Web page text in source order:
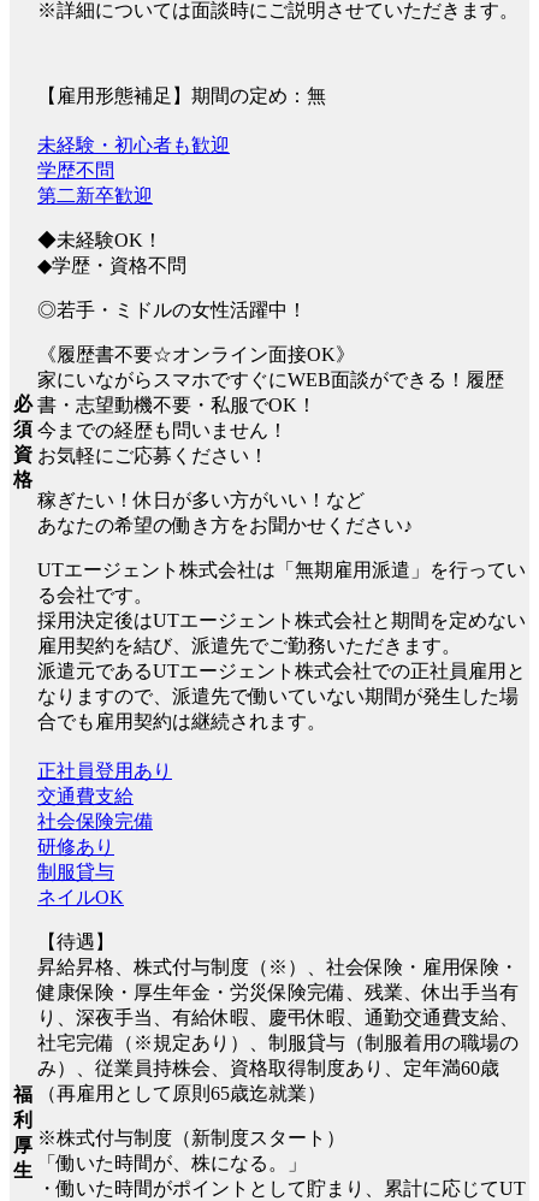
※詳細については面談時にご説明させていただきます。
【雇用形態補足】期間の定め：無
必
須
資
格
未経験・初心者も歓迎
学歴不問
第二新卒歓迎
◆未経験OK！
◆学歴・資格不問
◎若手・ミドルの女性活躍中！
《履歴書不要☆オンライン面接OK》
家にいながらスマホですぐにWEB面談ができる！履歴
書・志望動機不要・私服でOK！
今までの経歴も問いません！
お気軽にご応募ください！
稼ぎたい！休日が多い方がいい！など
あなたの希望の働き方をお聞かせください♪
UTエージェント株式会社は「無期雇用派遣」を行ってい
る会社です。
採用決定後はUTエージェント株式会社と期間を定めない
雇用契約を結び、派遣先でご勤務いただきます。
派遣元であるUTエージェント株式会社での正社員雇用と
なりますので、派遣先で働いていない期間が発生した場
合でも雇用契約は継続されます。
福
利
厚
生
正社員登用あり
交通費支給
社会保険完備
研修あり
制服貸与
ネイルOK
【待遇】
昇給昇格、株式付与制度（※）、社会保険・雇用保険・
健康保険・厚生年金・労災保険完備、残業、休出手当有
り、深夜手当、有給休暇、慶弔休暇、通勤交通費支給、
社宅完備（※規定あり）、制服貸与（制服着用の職場の
み）、従業員持株会、資格取得制度あり、定年満60歳
（再雇用として原則65歳迄就業）
※株式付与制度（新制度スタート）
「働いた時間が、株になる。」
・働いた時間がポイントとして貯まり、累計に応じてUT